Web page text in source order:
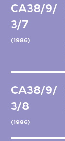
CA38/9/
3/7
(1986)
CA38/9/
3/8
(1986)